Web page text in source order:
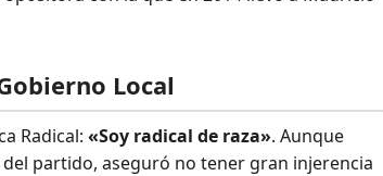
Local
Radical: «Soy radical de raza». Aunque
partido, aseguró no tener gran injerencia